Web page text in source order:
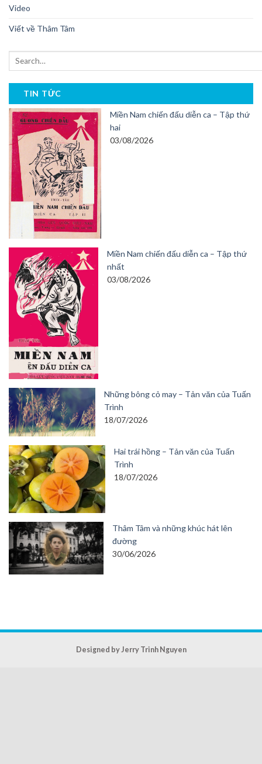
Video
Viết về Thâm Tâm
TIN TỨC
Miền Nam chiến đấu diễn ca – Tập thứ
hai
03/08/2026
Miền Nam chiến đấu diễn ca – Tập thứ
nhất
03/08/2026
Những bông cỏ may – Tản văn của Tuấn
Trình
18/07/2026
Hai trái hồng – Tản văn của Tuấn
Trình
18/07/2026
Thâm Tâm và những khúc hát lên
đường
30/06/2026
Designed by Jerry Trinh Nguyen